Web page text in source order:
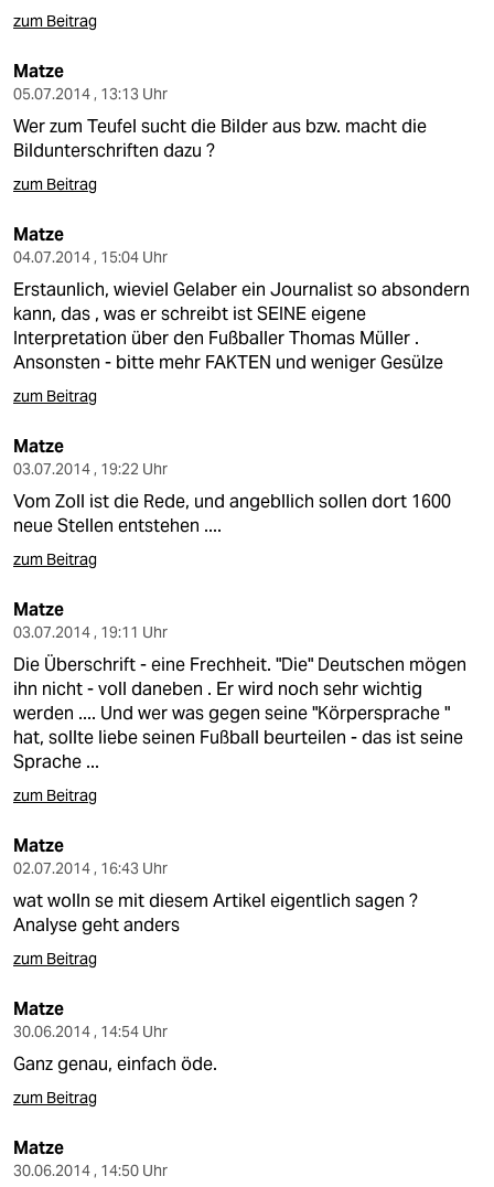
zum Beitrag
Matze
05.07.2014 , 13:13 Uhr
Wer zum Teufel sucht die Bilder aus bzw. macht die
Bildunterschriften dazu ?
zum Beitrag
Matze
04.07.2014 , 15:04 Uhr
Erstaunlich, wieviel Gelaber ein Journalist so absondern
kann, das , was er schreibt ist SEINE eigene
Interpretation über den Fußballer Thomas Müller .
Ansonsten - bitte mehr FAKTEN und weniger Gesülze
zum Beitrag
Matze
03.07.2014 , 19:22 Uhr
Vom Zoll ist die Rede, und angebllich sollen dort 1600
neue Stellen entstehen ....
zum Beitrag
Matze
03.07.2014 , 19:11 Uhr
Die Überschrift - eine Frechheit. "Die" Deutschen mögen
ihn nicht - voll daneben . Er wird noch sehr wichtig
werden .... Und wer was gegen seine "Körpersprache "
hat, sollte liebe seinen Fußball beurteilen - das ist seine
Sprache ...
zum Beitrag
Matze
02.07.2014 , 16:43 Uhr
wat wolln se mit diesem Artikel eigentlich sagen ?
Analyse geht anders
zum Beitrag
Matze
30.06.2014 , 14:54 Uhr
Ganz genau, einfach öde.
zum Beitrag
Matze
30.06.2014 , 14:50 Uhr